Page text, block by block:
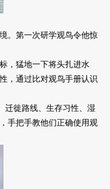
。第一次研学观鸟令他惊
，猛地一下将头扎进水
，通过比对观鸟手册认识
徙路线、生存习性、湿
手把手教他们正确使用观